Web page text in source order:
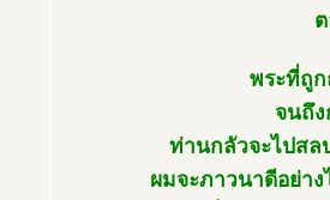
พระที่ถู
จนถึ
ท่านกลัวจะไปสล
ผมจะภาวนาดีอย่า